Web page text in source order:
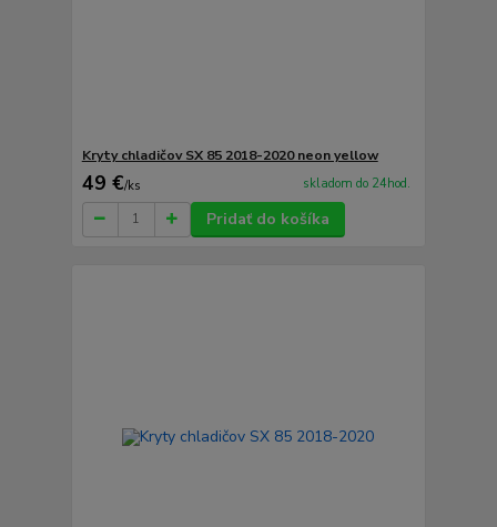
Kryty chladičov SX 85 2018-2020 neon yellow
49 €/ks skladom do 24hod.
Pridať do košíka